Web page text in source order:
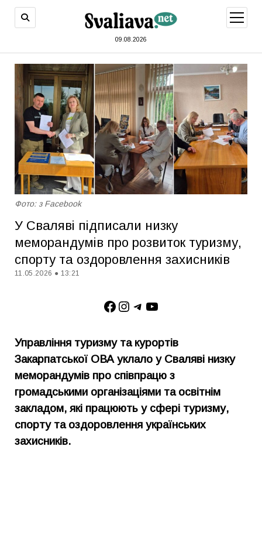
09.08.2026
меню
Фото: з Facebook
У Сваляві підписали низку
меморандумів про розвиток туризму,
спорту та оздоровлення захисників
11.05.2026 ● 13:21
Facebook
Instagram
Telegram
YouTube
Управління туризму та курортів
Закарпатської ОВА уклало у Сваляві низку
меморандумів про співпрацю з
громадськими організаціями та освітнім
закладом, які працюють у сфері туризму,
спорту та оздоровлення українських
захисників.